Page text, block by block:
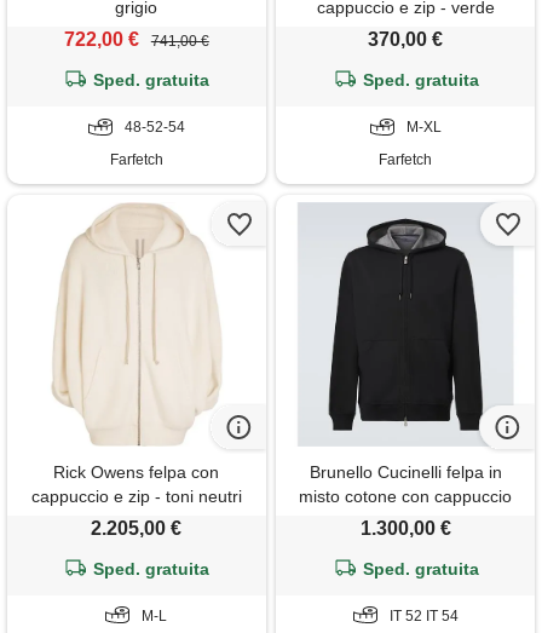
grigio
722,00 € 741,00 €
Sped. gratuita
48-52-54
Farfetch
cappuccio e zip - verde
370,00 €
Sped. gratuita
M-XL
Farfetch
Rick Owens felpa con
cappuccio e zip - toni neutri
2.205,00 €
Sped. gratuita
M-L
Brunello Cucinelli felpa in
misto cotone con cappuccio
1.300,00 €
Sped. gratuita
IT 52 IT 54